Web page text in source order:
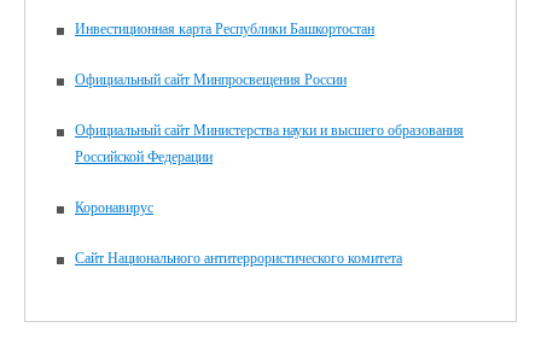
Инвестиционная карта Республики Башкортостан
Официальный сайт Минпросвещения России
Официальный сайт Министерства науки и высшего образования
Российской Федерации
Коронавирус
Сайт Национального антитеррористического комитета